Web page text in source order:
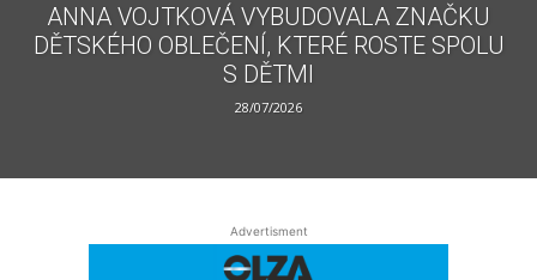
ANNA VOJTKOVÁ VYBUDOVALA ZNAČKU
DĚTSKÉHO OBLEČENÍ, KTERÉ ROSTE SPOLU
S DĚTMI
28/07/2026
Advertisment